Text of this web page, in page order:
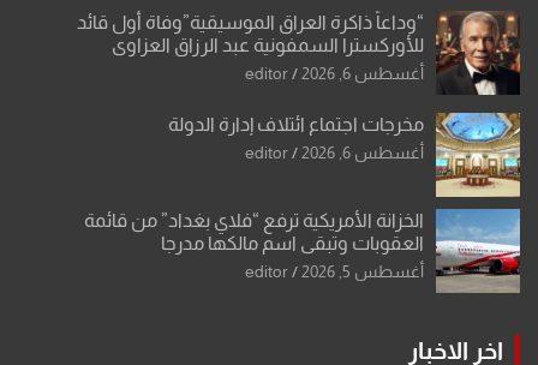
“وداعاً ذاكرة العراق الموسيقية”وفاة أول قائد
للأوركسترا السمفونية عبد الرزاق العزاوي
أغسطس 6, 2026 editor
مخرجات اجتماع ائتلاف إدارة الدولة
أغسطس 6, 2026 editor
الخزانة الأمريكية ترفع “فلاي بغداد” من قائمة
العقوبات وتبقي اسم مالكها مدرجا
أغسطس 5, 2026 editor
اخر الاخبار